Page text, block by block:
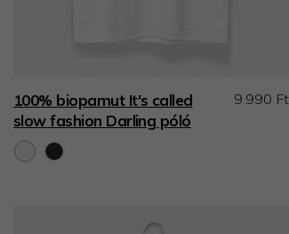
100% biopamut It's called
slow fashion Darling póló
9.990 Ft